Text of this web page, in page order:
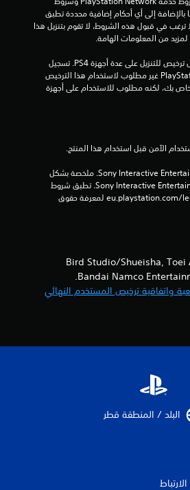
من المعلومات الهامة.
واتفاقية ترخيص المستخدم النهائي
البلد / المنطقة قطر‏